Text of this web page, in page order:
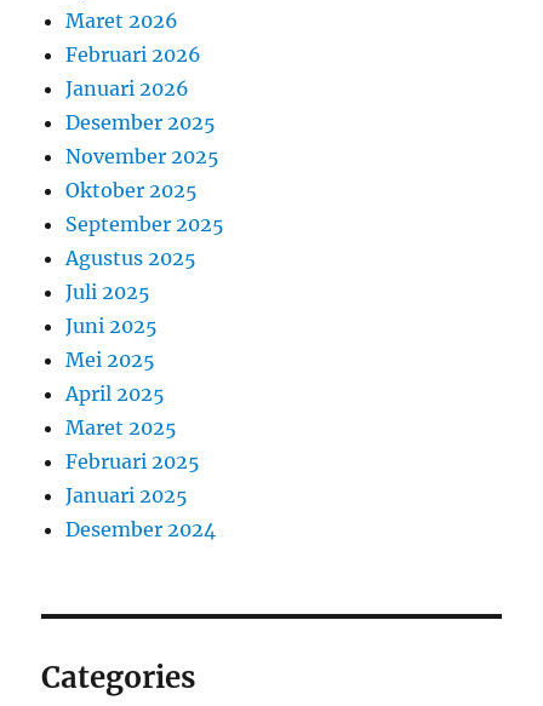
Maret 2026
Februari 2026
Januari 2026
Desember 2025
November 2025
Oktober 2025
September 2025
Agustus 2025
Juli 2025
Juni 2025
Mei 2025
April 2025
Maret 2025
Februari 2025
Januari 2025
Desember 2024
Categories